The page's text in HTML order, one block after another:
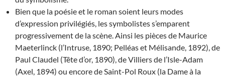
Bien que la poésie et le roman soient leurs modes
d’expression privilégiés, les symbolistes s’emparent
progressivement de la scène. Ainsi les pièces de Maurice
Maeterlinck (l’Intruse, 1890; Pelléas et Mélisande, 1892), de
Paul Claudel (Tête d’or, 1890), de Villiers de l’Isle-Adam
(Axel, 1894) ou encore de Saint-Pol Roux (la Dame à la